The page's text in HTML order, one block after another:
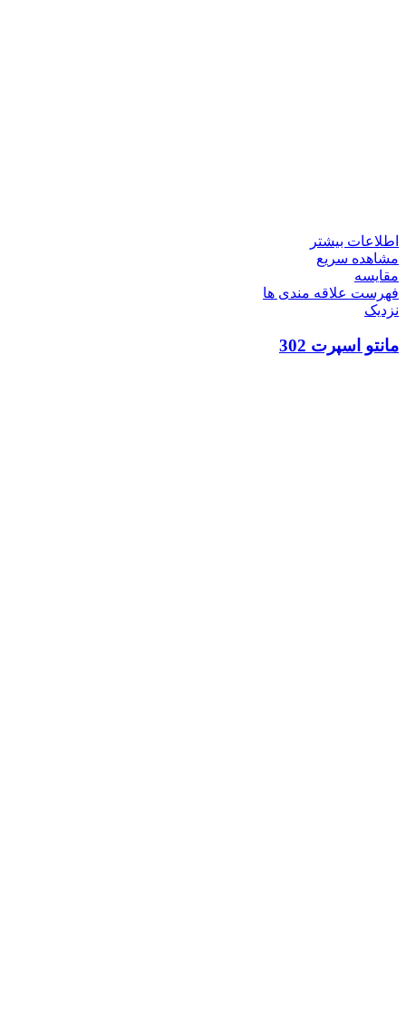
اطلاعات بیشتر
مشاهده سریع
مقایسه
فهرست علاقه مندی ها
نزدیک
مانتو اسپرت 302